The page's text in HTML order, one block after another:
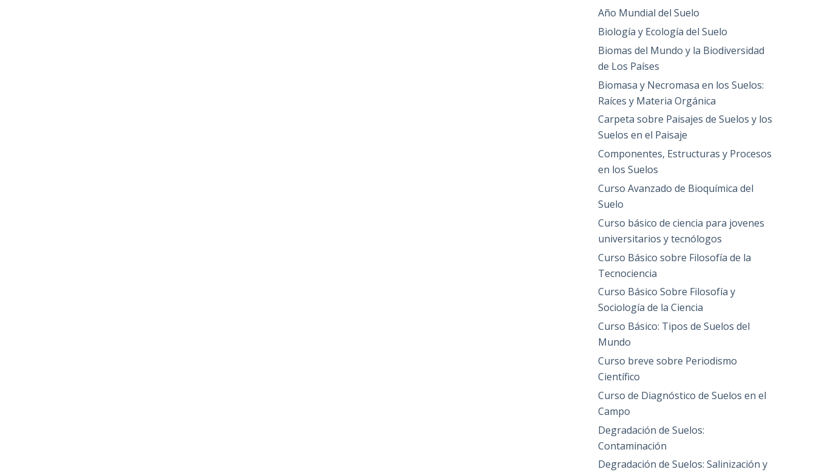
Año Mundial del Suelo
Biología y Ecología del Suelo
Biomas del Mundo y la Biodiversidad
de Los Países
Biomasa y Necromasa en los Suelos:
Raíces y Materia Orgánica
Carpeta sobre Paisajes de Suelos y los
Suelos en el Paisaje
Componentes, Estructuras y Procesos
en los Suelos
Curso Avanzado de Bioquímica del
Suelo
Curso básico de ciencia para jovenes
universitarios y tecnólogos
Curso Básico sobre Filosofía de la
Tecnociencia
Curso Básico Sobre Filosofía y
Sociología de la Ciencia
Curso Básico: Tipos de Suelos del
Mundo
Curso breve sobre Periodismo
Científico
Curso de Diagnóstico de Suelos en el
Campo
Degradación de Suelos:
Contaminación
Degradación de Suelos: Salinización y